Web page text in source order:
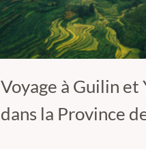
Voyage à Guilin et
dans la Province